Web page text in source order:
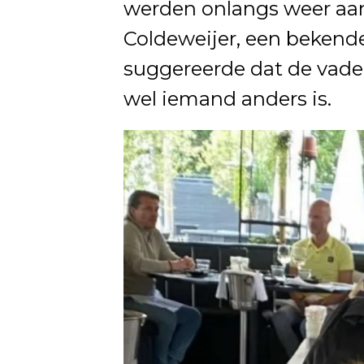
werden onlangs weer
Coldeweijer, een
suggereerde dat de
wel iemand anders is.